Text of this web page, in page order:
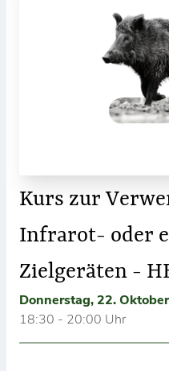
Kurs zur
Infrarot- oder
Zielgeräten -
Donnerstag, 22.
18:30 - 20:00 Uhr